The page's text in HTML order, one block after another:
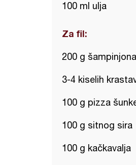
100 ml ulja
Za fil:
200 g šampinjona
3-4 kiselih
100 g pizza
100 g sitnog sira
100 g kačkavalja